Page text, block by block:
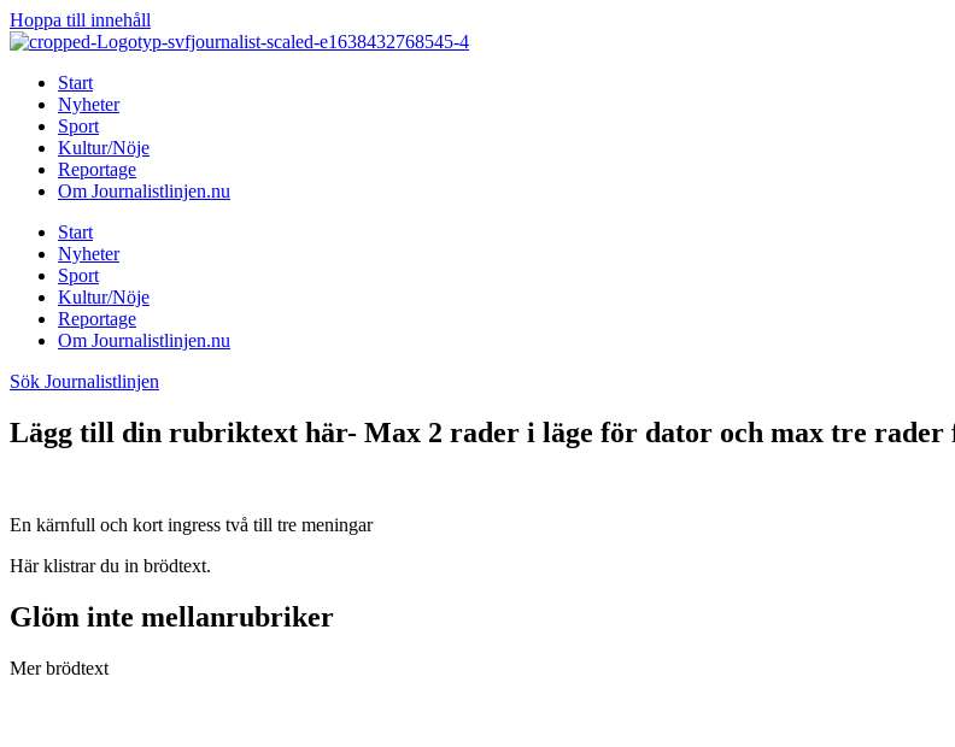
Hoppa till innehåll
Start
Nyheter
Sport
Kultur/Nöje
Reportage
Om Journalistlinjen.nu
Start
Nyheter
Sport
Kultur/Nöje
Reportage
Om Journalistlinjen.nu
Sök Journalistlinjen
Lägg till din rubriktext här- Max 2 rader i läge för dator och max tre rader
En kärnfull och kort ingress två till tre meningar
Här klistrar du in brödtext.
Glöm inte mellanrubriker
Mer brödtext